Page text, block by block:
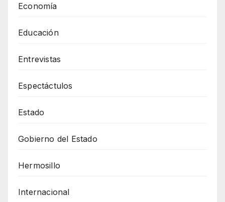
Economía
Educación
Entrevistas
Espectáctulos
Estado
Gobierno del Estado
Hermosillo
Internacional